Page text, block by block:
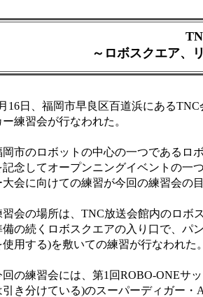
～ロボスクエア、
16日、福岡市早良区百道浜にある
ー練習会が行なわれた。
市のロボットの中心の一つであるロ
記念してオープンニングイベントの一
大会に向けての練習が今回の練習会の目
会の場所は、TNC放送会館内のロボ
備の続くロボスクエアの入り口で、パ
使用する)を敷いての練習が行なわれた。
の練習会には、第1回ROBO-ONEサ
引き分けている)のスーパーディガー・